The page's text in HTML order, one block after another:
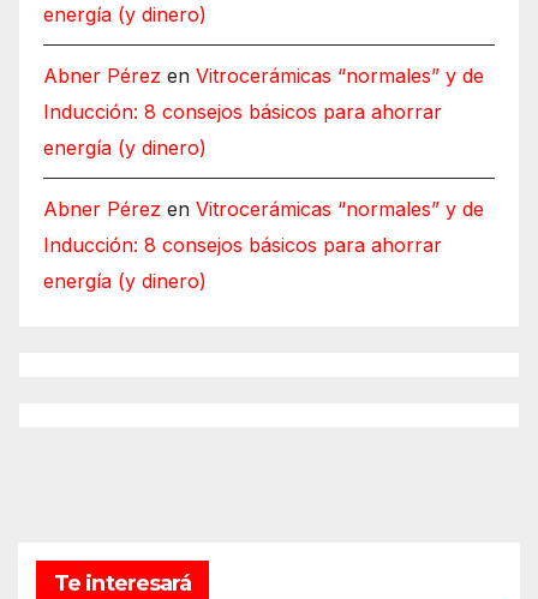
energía (y dinero)
Abner Pérez en Vitrocerámicas “normales” y de
Inducción: 8 consejos básicos para ahorrar
energía (y dinero)
Abner Pérez en Vitrocerámicas “normales” y de
Inducción: 8 consejos básicos para ahorrar
energía (y dinero)
Te interesará